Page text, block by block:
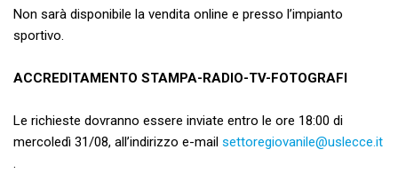
Non sarà disponibile la vendita online e presso l’impianto
sportivo.
ACCREDITAMENTO STAMPA-RADIO-TV-FOTOGRAFI
Le richieste dovranno essere inviate entro le ore 18:00 di
mercoledì 31/08, all’indirizzo e-mail settoregiovanile@uslecce.it
.